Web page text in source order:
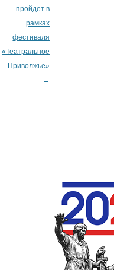
пройдет в
рамках
фестиваля
«Театральное
Приволжье»
→